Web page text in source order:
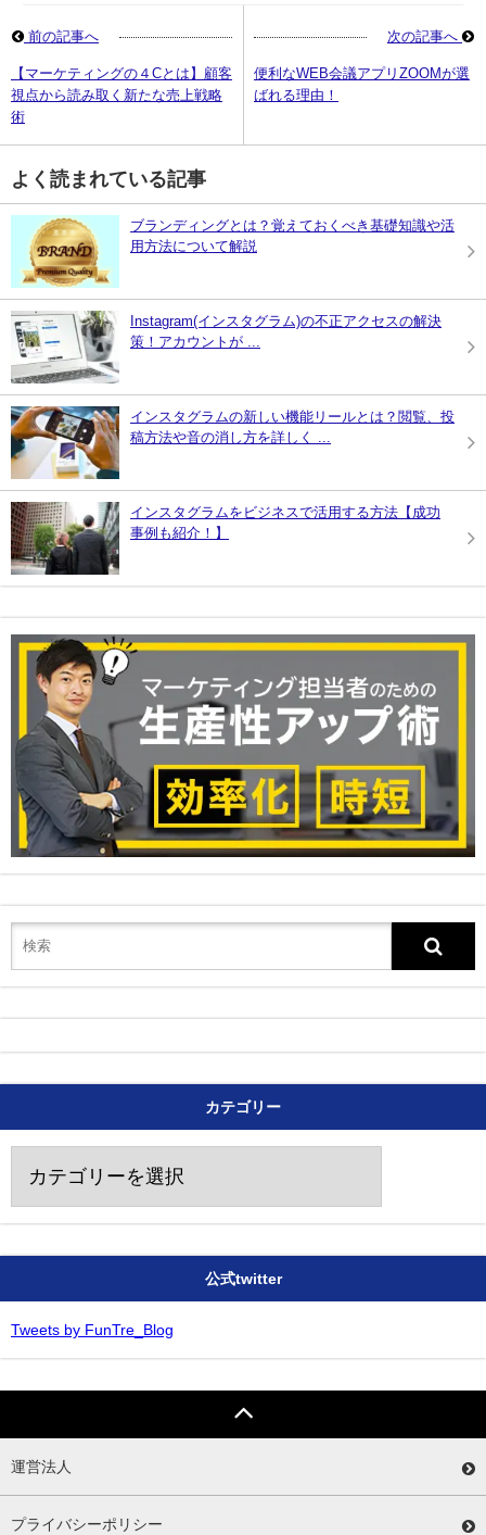
前の記事へ
【マーケティングの４Cとは】顧客
視点から読み取く新たな売上戦略
術
次の記事へ
便利なWEB会議アプリZOOMが選
ばれる理由！
よく読まれている記事
ブランディングとは？覚えておくべき基礎知識や活
用方法について解説
Instagram(インスタグラム)の不正アクセスの解決
策！アカウントが ...
インスタグラムの新しい機能リールとは？閲覧、投
稿方法や音の消し方を詳しく ...
インスタグラムをビジネスで活用する方法【成功
事例も紹介！】
カテゴリー
ゴ
リ
ー
公式twitter
Tweets by FunTre_Blog
運営法人
プライバシーポリシー